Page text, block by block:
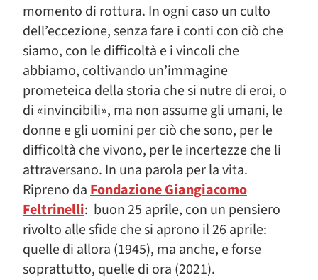
momento di rottura. In ogni caso un culto
dell’eccezione, senza fare i conti con ciò che
siamo, con le difficoltà e i vincoli che
abbiamo, coltivando un’immagine
prometeica della storia che si nutre di eroi, o
di «invincibili», ma non assume gli umani, le
donne e gli uomini per ciò che sono, per le
difficoltà che vivono, per le incertezze che li
attraversano. In una parola per la vita.
Ripreno daFondazione Giangiacomo
Feltrinelli: buon 25 aprile, con un pensiero
rivolto alle sfide che si aprono il 26 aprile:
quelle di allora (1945), ma anche, e forse
soprattutto, quelle di ora (2021).